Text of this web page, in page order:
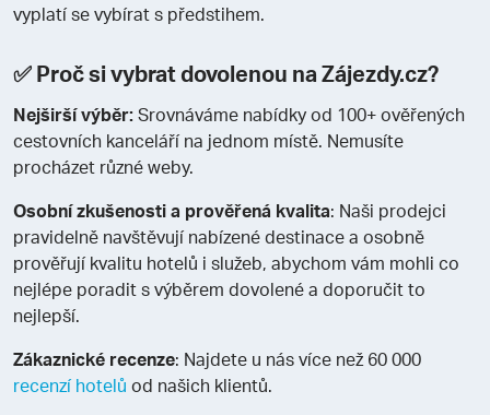
vyplatí se vybírat s předstihem.
✅ Proč si vybrat dovolenou na Zájezdy.cz?
Nejširší výběr:Srovnáváme nabídky od 100+ ověřených
cestovních kanceláří na jednom místě. Nemusíte
procházet různé weby.
Osobní zkušenosti a prověřená kvalita: Naši prodejci
pravidelně navštěvují nabízené destinace a osobně
prověřují kvalitu hotelů i služeb, abychom vám mohli co
nejlépe poradit s výběrem dovolené a doporučit to
nejlepší.
Zákaznické recenze: Najdete u nás více než 60 000
recenzí hotelů od našich klientů.